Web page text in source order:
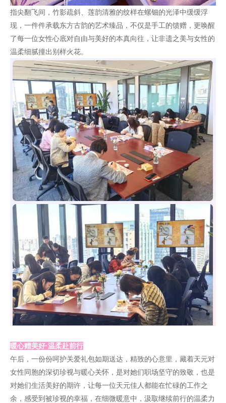
指尖翻飞间，竹影疏斜、莲韵清雅的纹样在螺钿的光泽中缓缓浮
现，一件件承载东方古韵的艺术臻品，不仅是手工的馈赠，更唤醒
了每一位女性心底对自由与美好的本真向往，让非遗之美与女性的
温柔细腻撞出别样火花。
暖心赠美好·温柔赴前行
午后，一份份呵护关爱礼包如期送达，精致的心意里，藏着天元对
女性同胞的深切珍视与暖心关怀，是对她们职场坚守的致敬，也是
对她们生活美好的期许，让每一位天元佳人都能在忙碌的工作之
余，感受到被珍视的幸福，在细微暖意中，汲取继续前行的温柔力